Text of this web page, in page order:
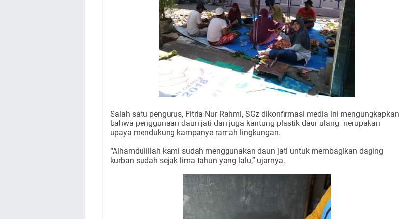
Salah satu pengurus, Fitria Nur Rahmi, SGz dikonfirmasi media ini mengungkapkan
bahwa penggunaan daun jati dan juga kantung plastik daur ulang merupakan
upaya mendukung kampanye ramah lingkungan.
“Alhamdulillah kami sudah menggunakan daun jati untuk membagikan daging
kurban sudah sejak lima tahun yang lalu,” ujarnya.